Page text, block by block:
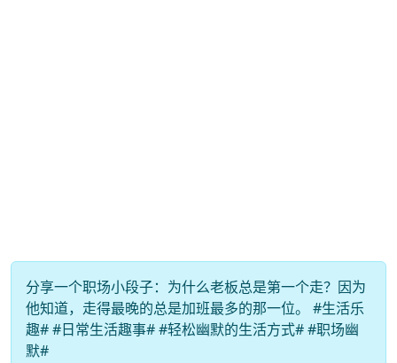
分享一个职场小段子：为什么老板总是第一个走？因为
他知道，走得最晚的总是加班最多的那一位。 #生活乐
趣# #日常生活趣事# #轻松幽默的生活方式# #职场幽
默#